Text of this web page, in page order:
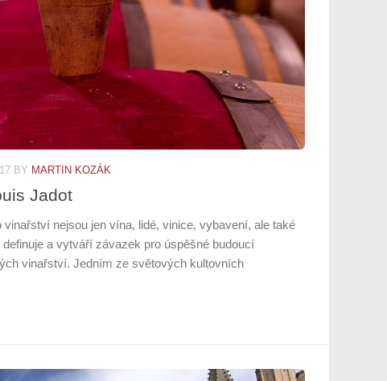
BY MARTIN KOZÁK
Jadot
nejsou jen vína, lidé, vinice, vybavení, ale také
definuje a vytváří závazek pro úspěšné budoucí
vinařství. Jedním ze světových kultovních